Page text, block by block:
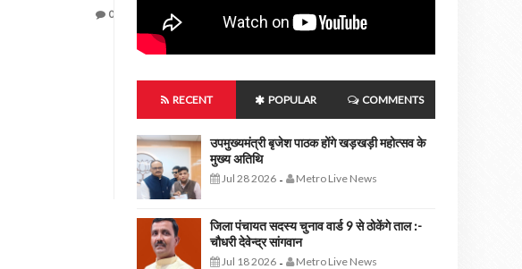
0
RECENT POPULAR COMMENTS
उपमुख्यमंत्री बृजेश पाठक होंगे खड़खड़ी महोत्सव के
मुख्य अतिथि
Jul 28 2026 - Metro Live News
जिला पंचायत सदस्य चुनाव वार्ड 9 से ठोकेंगे ताल :-
चौधरी देवेन्द्र सांगवान
Jul 18 2026 - Metro Live News